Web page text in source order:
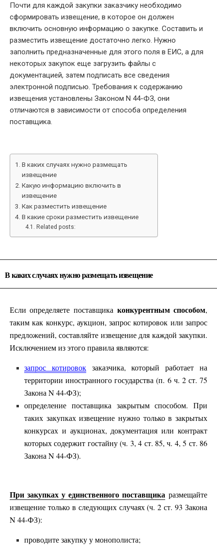
Почти для каждой закупки заказчику необходимо
сформировать извещение, в которое он должен
включить основную информацию о закупке. Составить и
разместить извещение достаточно легко. Нужно
заполнить предназначенные для этого поля в ЕИС, а для
некоторых закупок еще загрузить файлы с
документацией, затем подписать все сведения
электронной подписью. Требования к содержанию
извещения установлены Законом N 44-ФЗ, они
отличаются в зависимости от способа определения
поставщика.
В каких случаях нужно размещать
извещение
Какую информацию включить в
извещение
Как разместить извещение
В какие сроки разместить извещение
Related posts:
В каких случаях нужно размещать извещение
Если определяете поставщика конкурентным способом,
таким как конкурс, аукцион, запрос котировок или запрос
предложений, составляйте извещение для каждой закупки.
Исключением из этого правила являются:
запрос котировокзаказчика, который работает на
территории иностранного государства (п. 6 ч. 2 ст. 75
Закона N 44-ФЗ);
определение поставщика закрытым способом. При
таких закупках извещение нужно только в закрытых
конкурсах и аукционах, документация или контракт
которых содержит гостайну (ч. 3, 4 ст. 85, ч. 4, 5 ст. 86
Закона N 44-ФЗ).
При закупках у единственного поставщика размещайте
извещение только в следующих случаях (ч. 2 ст. 93 Закона
N 44-ФЗ):
проводите закупку у монополиста;